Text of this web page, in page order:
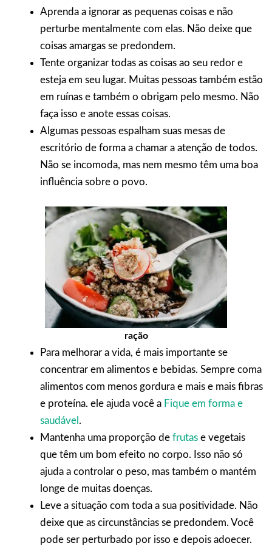
Aprenda a ignorar as pequenas coisas e não
perturbe mentalmente com elas. Não deixe que
coisas amargas se predondem.
Tente organizar todas as coisas ao seu redor e
esteja em seu lugar. Muitas pessoas também estão
em ruínas e também o obrigam pelo mesmo. Não
faça isso e anote essas coisas.
Algumas pessoas espalham suas mesas de
escritório de forma a chamar a atenção de todos.
Não se incomoda, mas nem mesmo têm uma boa
influência sobre o povo.
ração
Para melhorar a vida, é mais importante se
concentrar em alimentos e bebidas. Sempre coma
alimentos com menos gordura e mais e mais fibras
e proteína. ele ajuda você a Fique em forma e
saudável .
Mantenha uma proporção de frutas e vegetais
que têm um bom efeito no corpo. Isso não só
ajuda a controlar o peso, mas também o mantém
longe de muitas doenças.
Leve a situação com toda a sua positividade. Não
deixe que as circunstâncias se predondem. Você
pode ser perturbado por isso e depois adoecer.